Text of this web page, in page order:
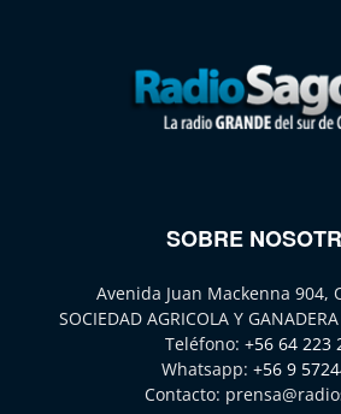
SOBRE
Avenida Juan Mackenna 904,
SOCIEDAD AGRICOLA Y
Teléfono: +56 64 223
Whatsapp: +56 9
Contacto: